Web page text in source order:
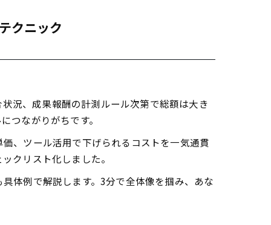
クニック
況、成果報酬の計測ルール次第で総額は大き
つながりがちです。
、ツール活用で下げられるコストを一気通貫
クリスト化しました。
体例で解説します。3分で全体像を掴み、あな